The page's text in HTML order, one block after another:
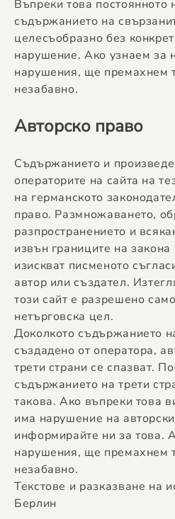
Въпреки това постоянното
съдържанието на
целесъобразно без
нарушение. Ако узнаем за
нарушения, ще премахнем
незабавно.
Авторско право
Съдържанието и
операторите на сайта на
на германското
право. Размножаването,
разпространението и
извън границите на закона
изискват писменото
автор или създател.
този сайт е разрешено
нетърговска цел.
Доколкото съдържанието
създадено от оператора,
трети страни се спазват.
съдържанието на трети
такова. Ако въпреки това
има нарушение на
информирайте ни за това.
нарушения, ще премахнем
незабавно.
Текстове и разказване на
Берлин